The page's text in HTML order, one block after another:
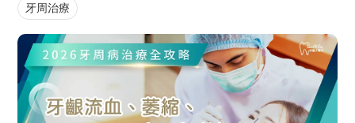
牙周治療